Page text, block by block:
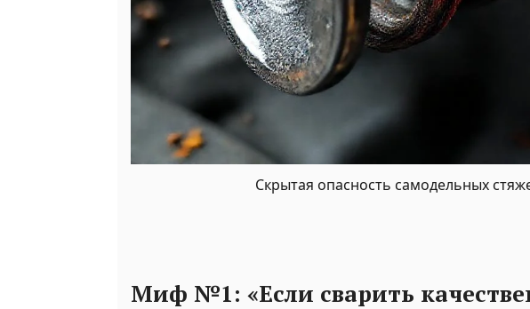
Скрытая опасность самодельных
Миф №1: «Если сварить